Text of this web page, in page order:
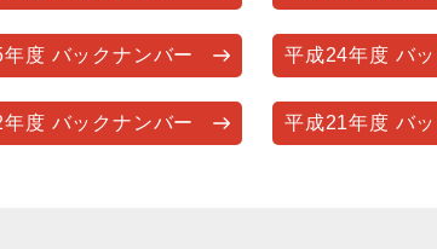
度 バックナンバー 平成24年度 バ
度 バックナンバー 平成21年度 バ